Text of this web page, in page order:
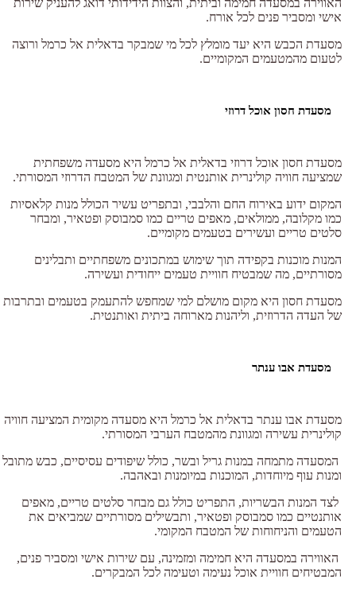
אישי ומסביר פנים לכל אורח.
מסעדת הכבש היא יעד מומלץ לכל מי שמבקר בדאלית אל כרמל ורוצה
לטעום מהמטעמים המקומיים.
מסעדת חסון אוכל דרוזי
מסעדת חסון אוכל דרוזי בדאלית אל כרמל היא מסעדה משפחתית
שמציעה חוויה קולינרית אותנטית ומגוונת של המטבח הדרוזי המסורתי.
המקום ידוע באירוח החם והלבבי, ובתפריט עשיר הכולל מנות קלאסיות
כמו מקלובה, ממולאים, מאפים טריים כמו סמבוסק ופטאיר, ומבחר
סלטים טריים ועשירים בטעמים מקומיים.
המנות מוכנות בקפידה תוך שימוש במתכונים משפחתיים ותבלינים
מסורתיים, מה שמבטיח חוויית טעמים ייחודית ועשירה.
מסעדת חסון היא מקום מושלם למי שמחפש להתעמק בטעמים ובתרבות
של העדה הדרוזית, וליהנות מארוחה ביתית ואותנטית.
מסעדת אבו ענתר
מסעדת אבו ענתר בדאלית אל כרמל היא מסעדה מקומית המציעה חוויה
קולינרית עשירה ומגוונת מהמטבח הערבי המסורתי.
המסעדה מתמחה במנות גריל ובשר, כולל שיפודים עסיסיים, כבש מתובל
ומנות עוף מיוחדות, המוכנות במיומנות ובאהבה.
לצד המנות הבשריות, התפריט כולל גם מבחר סלטים טריים, מאפים
אותנטיים כמו סמבוסק ופטאיר, ותבשילים מסורתיים שמביאים את
הטעמים והניחוחות של המטבח המקומי.
האווירה במסעדה היא חמימה ומזמינה, עם שירות אישי ומסביר פנים,
המבטיחים חוויית אוכל נעימה וטעימה לכל המבקרים.